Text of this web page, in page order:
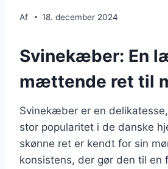
Af 18. december 2024
Svinekæber: En
mættende ret til
Svinekæber er en
stor popularitet i de danske
skønne ret er kendt for sin
konsistens, der gør den til en